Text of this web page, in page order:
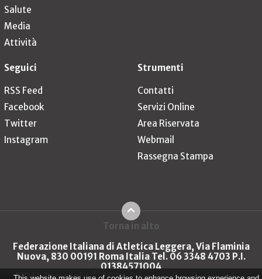
Salute
Media
Attività
Seguici
RSS Feed
Facebook
Twitter
Instagram
Strumenti
Contatti
Servizi Online
Area Riservata
Webmail
Rassegna Stampa
Torna in alto
Federazione Italiana di Atletica Leggera, Via Flaminia
Nuova, 830 00191 Roma Italia Tel. 06 3348 4703 P.I.
01384571004
FIDAL Copyright © 2026 Privacy policy Cookie policy